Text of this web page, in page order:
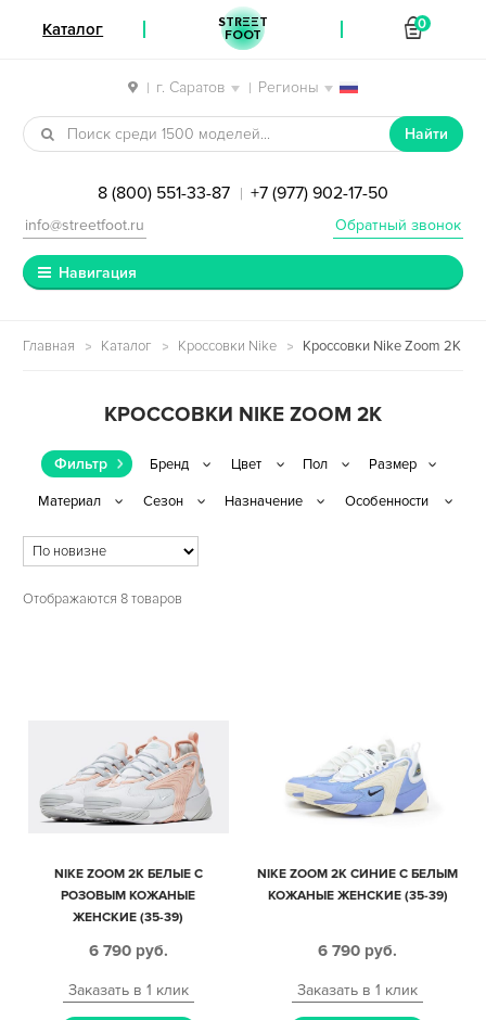
| г. Саратов | Регионы
Перейти к навигации
Перейти к содержимому
Найти
8 (800) 551-33-87 | +7 (977) 902-17-50
Обратный звонок
info@streetfoot.ru
Навигация
Главная Каталог Кроссовки Nike Кроссовки Nike Zoom 2K
КРОССОВКИ NIKE ZOOM 2K
Фильтр
Отображаются 8 товаров
NIKE ZOOM 2K БЕЛЫЕ С
РОЗОВЫМ КОЖАНЫЕ
ЖЕНСКИЕ (35-39)
6 790 руб.
Заказать в 1 клик
NIKE ZOOM 2K СИНИЕ С БЕЛЫМ
КОЖАНЫЕ ЖЕНСКИЕ (35-39)
6 790 руб.
Заказать в 1 клик
Каталог STREET
FOOT
0